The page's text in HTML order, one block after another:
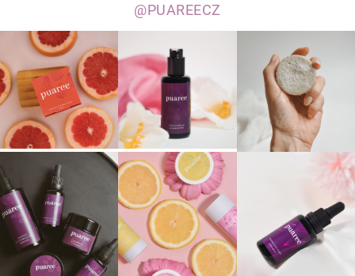
@PUAREECZ